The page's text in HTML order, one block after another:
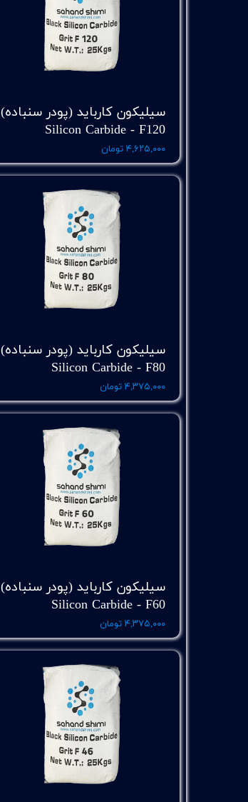
سیلیکون کارباید (پودر سنباده)
Silicon Carbide - F120
۴,۶۲۵,۰۰۰ تومان
سیلیکون کارباید (پودر سنباده)
Silicon Carbide - F80
۴,۳۷۵,۰۰۰ تومان
سیلیکون کارباید (پودر سنباده)
Silicon Carbide - F60
۴,۳۷۵,۰۰۰ تومان